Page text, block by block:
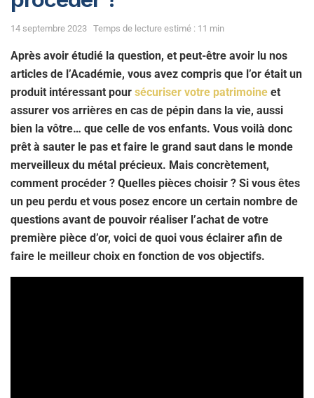
14 septembre 2023 Temps de lecture estimé : 11 min
Après avoir étudié la question, et peut-être avoir lu nos
articles de l’Académie, vous avez compris que l’or était un
produit intéressant pour sécuriser votre patrimoine et
assurer vos arrières en cas de pépin dans la vie, aussi
bien la vôtre… que celle de vos enfants. Vous voilà donc
prêt à sauter le pas et faire le grand saut dans le monde
merveilleux du métal précieux. Mais concrètement,
comment procéder ? Quelles pièces choisir ? Si vous êtes
un peu perdu et vous posez encore un certain nombre de
questions avant de pouvoir réaliser l’achat de votre
première pièce d’or, voici de quoi vous éclairer afin de
faire le meilleur choix en fonction de vos objectifs.